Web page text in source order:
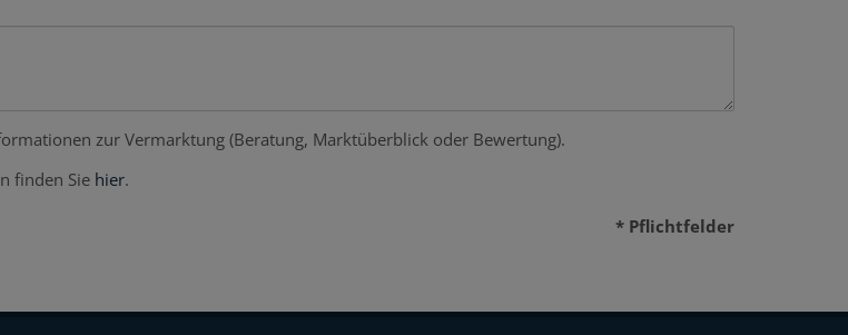
zur Vermarktung (Beratung, Marktüberblick oder Bewertung).
finden Sie hier.
* Pflichtfelder